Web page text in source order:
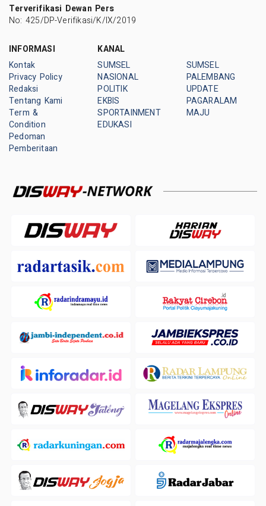
Terverifikasi Dewan Pers
No: 425/DP-Verifikasi/K/IX/2019
INFORMASI
Kontak
Privacy Policy
Redaksi
Tentang Kami
Term &
Condition
Pedoman
Pemberitaan
KANAL
SUMSEL
NASIONAL
POLITIK
EKBIS
SPORTAINMENT
EDUKASI
SUMSEL
PALEMBANG
UPDATE
PAGARALAM
MAJU